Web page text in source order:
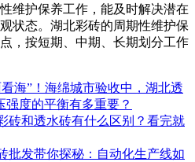
维护保养工作，能及时解决潜在
状态。湖北彩砖的周期性维护保
，按短期、中期、长期划分工作
海”！海绵城市验收中，湖北透
强度的平衡有多重要？
砖和透水砖有什么区别？看完就
批发带你探秘：自动化生产线如